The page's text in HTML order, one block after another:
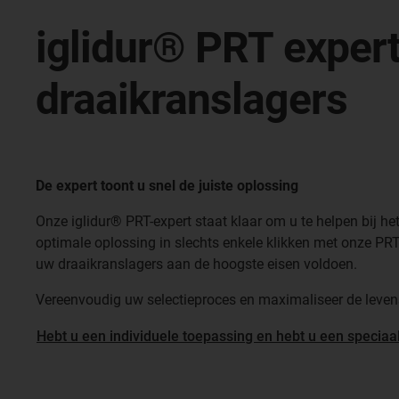
iglidur® PRT
draaikranslagers
De expert toont u snel de juiste oplossing
Onze iglidur® PRT-expert staat klaar om u te helpen bij
optimale oplossing in slechts enkele klikken met onze
uw draaikranslagers aan de hoogste eisen voldoen.
Vereenvoudig uw selectieproces en maximaliseer de
Hebt u een individuele toepassing en hebt u een